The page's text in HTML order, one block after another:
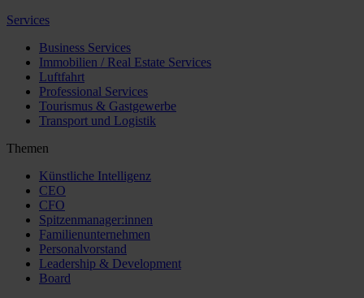
Services
Business Services
Immobilien / Real Estate Services
Luftfahrt
Professional Services
Tourismus & Gastgewerbe
Transport und Logistik
Themen
Künstliche Intelligenz
CEO
CFO
Spitzenmanager:innen
Familienunternehmen
Personalvorstand
Leadership & Development
Board